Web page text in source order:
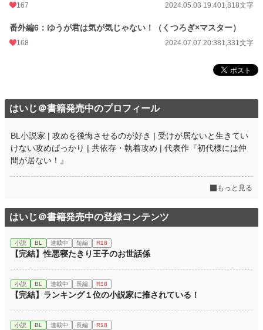
167 2024.05.03 19:401,818文字
番外編6：ゆうが君は気が気じゃない！（くつろぎ×マスター）
168 2024.07.07 20:381,331文字
はいじ＠書籍発売中のプロフィール
BL小説家 | 攻めを後悔させるのが好き | 受けが居ないと生きてい
けない攻めばっかり | 共依存・執着攻め | 代表作『初代様には仲
間が居ない！』
もっと見る
はいじ＠書籍発売中の登録コンテンツ
小説 BL 連載中 短編 R18
【完結】性悪寝たきり王子のお世話係
小説 BL 連載中 長編 R18
【完結】ランキング１位の小説家に推されている！
小説 BL 連載中 長編 R18